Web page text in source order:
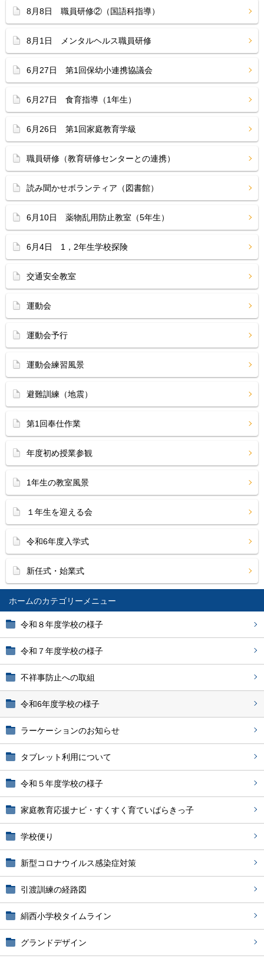
ホーム
令和８年度学校の様子
令和７年度学校の様子
不祥事防止への取組
令和6年度学校の様子
ラーケーションのお知らせ
タブレット利用について
令和５年度学校の様子
家庭教育応援ナビ・すくすく育ていばらきっ子
学校便り
新型コロナウイルス感染症対策
引渡訓練の経路図
絹西小学校タイムライン
グランドデザイン
8月8日 職員研修②（国語科指導）
8月1日 メンタルヘルス職員研修
6月27日 第1回保幼小連携協議会
6月27日 食育指導（1年生）
6月26日 第1回家庭教育学級
職員研修（教育研修センターとの連携）
読み聞かせボランティア（図書館）
6月10日 薬物乱用防止教室（5年生）
6月4日 1，2年生学校探険
交通安全教室
運動会
運動会予行
運動会練習風景
避難訓練（地震）
第1回奉仕作業
年度初め授業参観
1年生の教室風景
１年生を迎える会
令和6年度入学式
新任式・始業式